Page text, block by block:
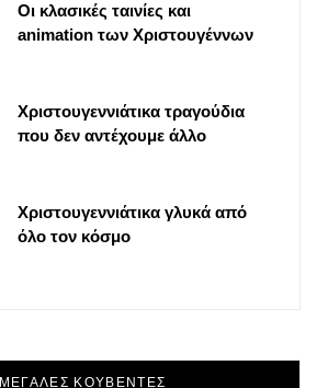
Οι κλασικές ταινίες και
animation των Χριστουγέννων
Χριστουγεννιάτικα τραγούδια
που δεν αντέχουμε άλλο
Χριστουγεννιάτικα γλυκά από
όλο τον κόσμο
ΜΕΓΑΛΕΣ ΚΟΥΒΕΝΤΕΣ